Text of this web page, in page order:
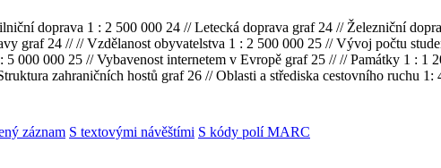
doprava 1 : 2 500 000 24 // Letecká doprava graf 24 // Železniční
graf 24 // // Vzdělanost obyvatelstva 1 : 2 500 000 25 // Vývoj počtu
5 000 000 25 // Vybavenost internetem v Evropě graf 25 // // Památky 1 :
zahraničních hostů graf 26 // Oblasti a střediska cestovního ruchu
záznam S textovými návěštími S kódy polí MARC